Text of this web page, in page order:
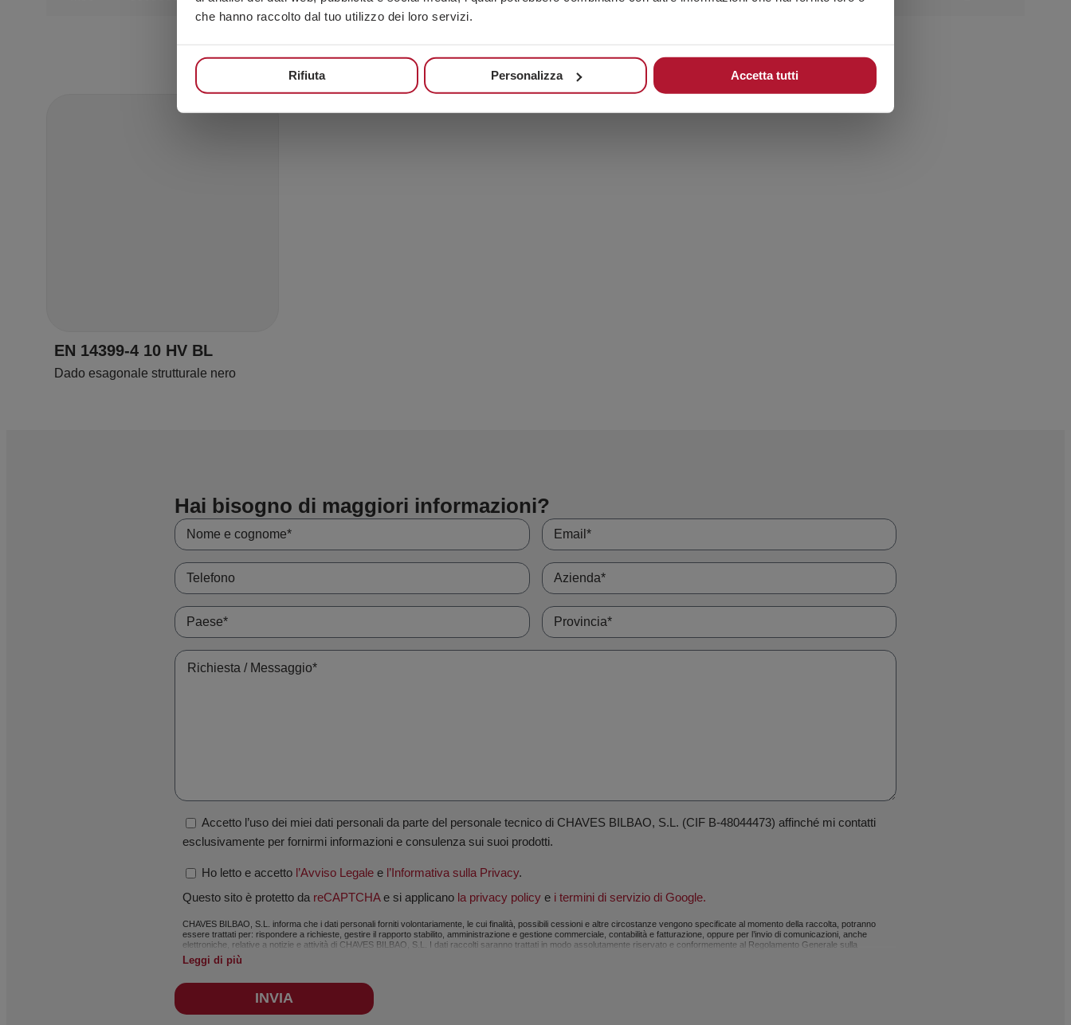
che hanno raccolto dal tuo utilizzo dei loro servizi.
Rifiuta Personalizza Accetta tutti
PRODOTTI CORRELATI
EN 14399-4 10 HV BL
Dado esagonale strutturale nero
Hai bisogno di maggiori informazioni?
Accetto l’uso dei miei dati personali da parte del personale tecnico di CHAVES BILBAO, S.L. (CIF B-48044473) affinché mi contatti
esclusivamente per fornirmi informazioni e consulenza sui suoi prodotti.
Ho letto e accetto l’Avviso Legale e l’Informativa sulla Privacy.
Questo sito è protetto da reCAPTCHAe si applicano la privacy policy e i termini di servizio di Google.
CHAVES BILBAO, S.L. informa che i dati personali forniti volontariamente, le cui finalità, possibili cessioni e altre circostanze vengono specificate al momento della raccolta, potranno
essere trattati per: rispondere a richieste, gestire il rapporto stabilito, amministrazione e gestione commerciale, contabilità e fatturazione, oppure per l’invio di comunicazioni, anche
elettroniche, relative a notizie e attività di CHAVES BILBAO, S.L. I dati raccolti saranno trattati in modo assolutamente riservato e conformemente al Regolamento Generale sulla
Protezione dei Dati (GDPR) del 27 aprile 2016. Saranno conservati per il tempo necessario a soddisfare la finalità per cui sono stati raccolti, o secondo quanto stabilito dalla normativa
vigente. Si raccomanda di non inviare dati personali di natura sensibile, come quelli relativi alla salute, poiché non viaggiano cifrati. In tal caso, la responsabilità sarà esclusivamente
inviando una richiesta scritta con copia del documento d’identità a: CHAVES BILBAO, S.L. C/Bizkargi, 6 – Polígono Industrial Sarrikola. 48195 Larrabetzu - Bizkaia – Spagna oppure
info@chavesbao.com
Leggi di più
INVIA